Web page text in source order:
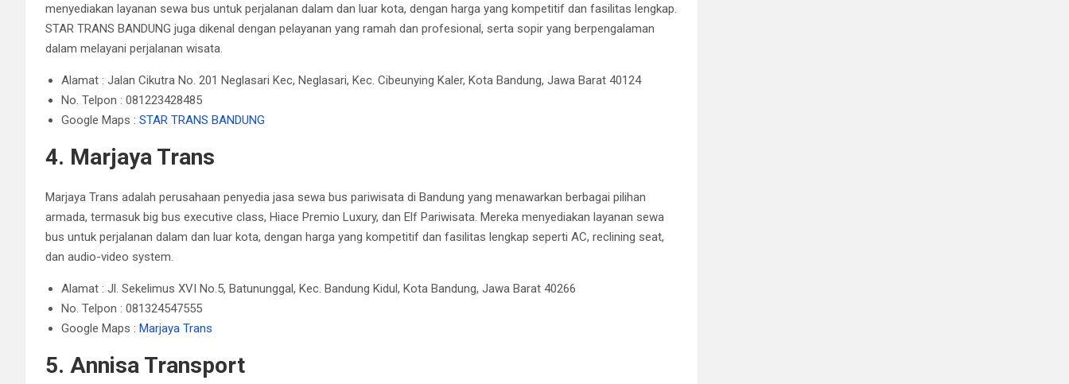
menyediakan layanan sewa bus untuk perjalanan dalam dan luar kota, dengan harga yang kompetitif dan fasilitas lengkap.
STAR TRANS BANDUNG juga dikenal dengan pelayanan yang ramah dan profesional, serta sopir yang berpengalaman
dalam melayani perjalanan wisata.
Alamat : Jalan Cikutra No. 201 Neglasari Kec, Neglasari, Kec. Cibeunying Kaler, Kota Bandung, Jawa Barat 40124
No. Telpon : 081223428485
Google Maps : STAR TRANS BANDUNG
4. Marjaya Trans
Marjaya Trans adalah perusahaan penyedia jasa sewa bus pariwisata di Bandung yang menawarkan berbagai pilihan
armada, termasuk big bus executive class, Hiace Premio Luxury, dan Elf Pariwisata. Mereka menyediakan layanan sewa
bus untuk perjalanan dalam dan luar kota, dengan harga yang kompetitif dan fasilitas lengkap seperti AC, reclining seat,
dan audio-video system.
Alamat : Jl. Sekelimus XVI No.5, Batununggal, Kec. Bandung Kidul, Kota Bandung, Jawa Barat 40266
No. Telpon : 081324547555
Google Maps : Marjaya Trans
5. Annisa Transport